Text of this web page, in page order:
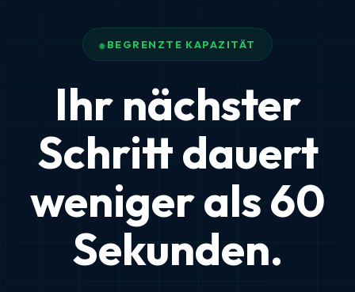
●BEGRENZTE KAPAZITÄT
Ihr nächster
Schritt dauert
weniger als 60
Sekunden.